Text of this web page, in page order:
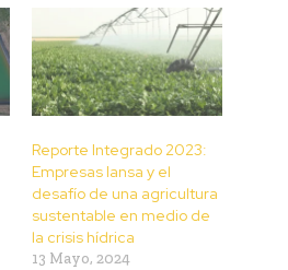
Reporte Integrado 2023:
Empresas Iansa y el
desafío de una agricultura
sustentable en medio de
la crisis hídrica
13 Mayo, 2024